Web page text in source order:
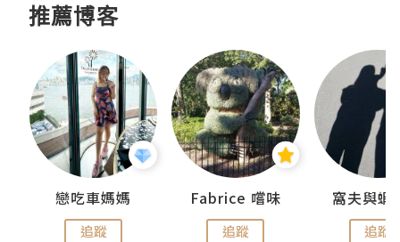
推薦博客
戀吃車媽媽
追蹤
Fabrice 嚐味
追蹤
窩夫與蝦
追蹤